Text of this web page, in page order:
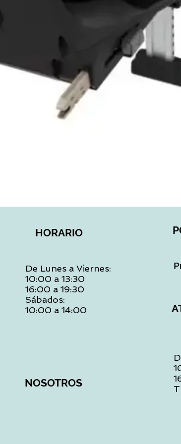
HORARIO
De Lunes a Viernes:
10:00 a 13:30
16:00 a 19:30
Sábados:
10:00 a 14:00
NOSOTROS